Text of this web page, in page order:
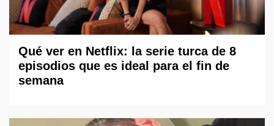
Qué ver en Netflix: la serie turca de 8
episodios que es ideal para el fin de
semana